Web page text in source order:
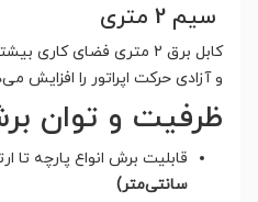
سیم 2 متری
کابل برق 2 متری فضای
و آزادی حرکت اپراتور را افزایش
ظرفیت و توان
قابلیت برش انواع پارچه تا
سانتی‌متر)